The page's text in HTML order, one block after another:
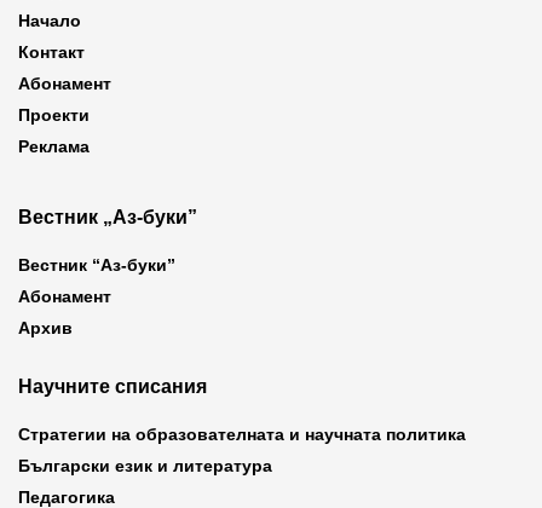
Начало
Контакт
Абонамент
Проекти
Реклама
Вестник „Аз-буки”
Вестник “Аз-буки”
Абонамент
Архив
Научните списания
Стратегии на образователната и научната политика
Български език и литература
Педагогика